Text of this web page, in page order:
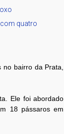
quatro
bairro da Prata,
Ele foi abordado
18 pássaros em